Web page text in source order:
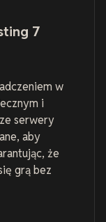
7
w
i
serwery
aby
że
grą bez